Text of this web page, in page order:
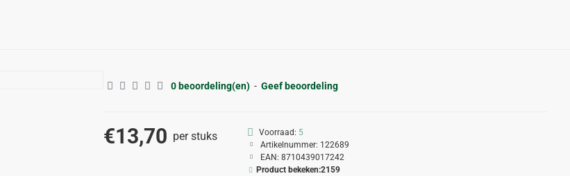
0 beoordeling(en) - Geef beoordeling
€13,70 per stuks Voorraad: 5
Artikelnummer: 122689
EAN: 8710439017242
Product bekeken:2159